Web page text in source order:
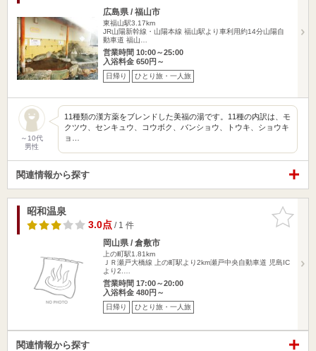
広島県 / 福山市
東福山駅3.17km
JR山陽新幹線・山陽本線 福山駅より車利用約14分山陽自
動車道 福山…
営業時間 10:00～25:00
入浴料金 650円～
日帰り ひとり旅・一人旅
～10代
男性
11種類の漢方薬をブレンドした美福の湯です。11種の内訳は、モ
クツウ、センキュウ、コウボク、バンショウ、トウキ、ショウキ
ョ…
関連情報から探す
お気に入
りに追加
昭和温泉
3.0点/ 1 件
岡山県 / 倉敷市
上の町駅1.81km
ＪＲ瀬戸大橋線 上の町駅より2km瀬戸中央自動車道 児島IC
より2.…
営業時間 17:00～20:00
入浴料金 480円～
日帰り ひとり旅・一人旅
関連情報から探す